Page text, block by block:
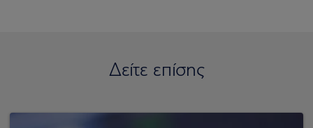
Δείτε επίσης